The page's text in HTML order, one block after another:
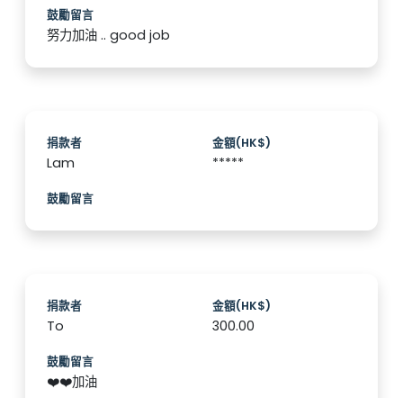
鼓勵留言
努力加油 .. good job
捐款者
Lam
金額(HK$)
*****
鼓勵留言
捐款者
To
金額(HK$)
300.00
鼓勵留言
❤️❤️加油